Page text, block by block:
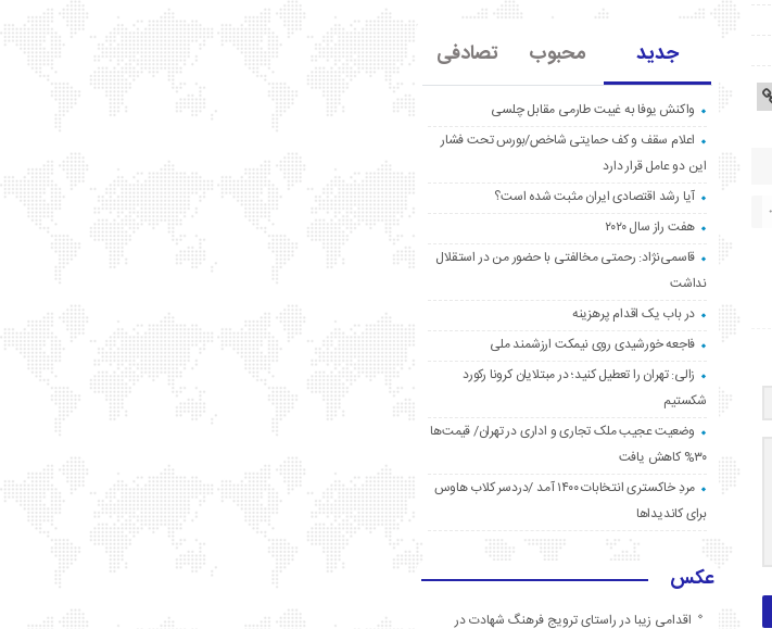
جدید محبوب تصادفی
واکنش یوفا به غیبت طارمی مقابل چلسی
اعلام سقف و کف حمایتی شاخص/بورس تحت فشار
این دو عامل قرار دارد
آیا رشد اقتصادی ایران مثبت شده است؟
هفت راز سال ۲۰۲۰
قاسمی‌نژاد: رحمتی مخالفتی با حضور من در استقلال
نداشت
در باب یک اقدام پرهزینه
فاجعه خورشیدی روی نیمکت ارزشمند ملی
زالی: تهران را تعطیل کنید؛ در مبتلایان کرونا رکورد
شکستیم
وضعیت عجیب ملک تجاری و اداری در تهران/ قیمت‌ها
۳۰% کاهش یافت
مردِ خاکستری انتخابات ۱۴۰۰ آمد /دردسر کلاب هاوس
برای کاندیداها
عکس
اقدامی زیبا در راستای ترویج فرهنگ شهادت در